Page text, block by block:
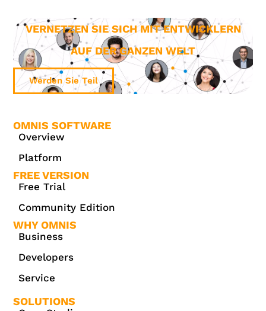
VERNETZEN SIE SICH MIT ENTWICKLERN
AUF DER GANZEN WELT
Werden Sie Teil
OMNIS SOFTWARE
Overview
Platform
FREE VERSION
Free Trial
Community Edition
WHY OMNIS
Business
Developers
Service
SOLUTIONS